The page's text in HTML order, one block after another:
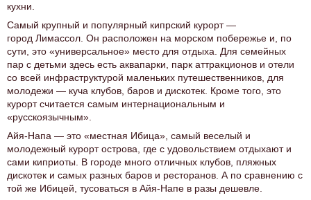
кухни.
Самый крупный и популярный кипрский курорт —
город Лимассол. Он расположен на морском побережье и, по
сути, это «универсальное» место для отдыха. Для семейных
пар с детьми здесь есть аквапарки, парк аттракционов и отели
со всей инфраструктурой маленьких путешественников, для
молодежи — куча клубов, баров и дискотек. Кроме того, это
курорт считается самым интернациональным и
«русскоязычным».
Айя-Напа — это «местная Ибица», самый веселый и
молодежный курорт острова, где с удовольствием отдыхают и
сами киприоты. В городе много отличных клубов, пляжных
дискотек и самых разных баров и ресторанов. А по сравнению с
той же Ибицей, тусоваться в Айя-Напе в разы дешевле.